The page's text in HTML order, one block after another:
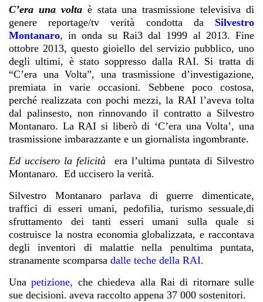
C’era una volta è stata una trasmissione televisiva di
genere reportage/tv verità condotta daSilvestro
Montanaro, in onda su Rai3 dal 1999 al 2013.Fine
ottobre 2013, questo gioiello del servizio pubblico, uno
degli ultimi, è stato soppresso dalla RAI. Si tratta di
“C’era una Volta”, una trasmissione d’investigazione,
premiata in varie occasioni. Sebbene poco costosa,
perché realizzata con pochi mezzi, la RAI l’aveva tolta
dal palinsesto, non rinnovando il contratto a Silvestro
Montanaro. La RAI si liberò di ‘C’era una Volta’, una
trasmissione imbarazzante e un giornalista ingombrante.
Ed uccisero la felicità era l’ultima puntata di Silvestro
Montanaro. Ed uccisero la verità.
Silvestro Montanaro parlava di guerre dimenticate,
traffici di esseri umani, pedofilia, turismo sessuale,di
sfruttamento dei tanti esseri umani sulla quale si
costruisce la nostra economia globalizzata, e raccontava
degli inventori di malattie nella penultima puntata,
stranamente scomparsa dalle teche della RAI.
Unapetizione, che chiedeva alla Rai di ritornare sulle
sue decisioni. aveva raccolto appena 37 000 sostenitori.